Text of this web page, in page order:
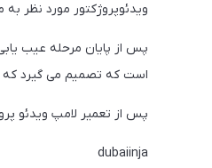
ویدئوپروژکتور مورد نظر
پس از پایان مرحله عیب
است که تصمیم می گیرد که
پس از تعمیر لامپ ویدئو
dubaiinja